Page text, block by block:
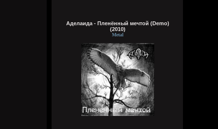
Вчера в 16:15:56
Странно, в моем детстве я думал ей
столько же. Получается она и не стареет
даже, ей все время 60
Кукуня
Вчера в 16:15:29
Аделаида - Пленённый мечтой (Demo)
(2010)
Metal